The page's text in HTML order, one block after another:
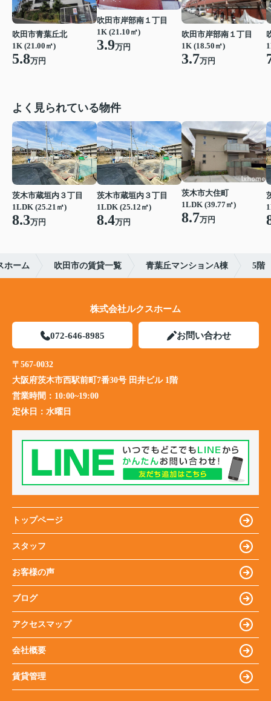
吹田市青葉丘北
1K (21.00㎡)
5.8万円
吹田市岸部南１丁目
1K (21.10㎡)
3.9万円
吹田市岸部南１丁目
1K (18.50㎡)
3.7万円
よく見られている物件
茨木市蔵垣内３丁目
1LDK (25.21㎡)
8.3万円
茨木市蔵垣内３丁目
1LDK (25.12㎡)
8.4万円
茨木市大住町
1LDK (39.77㎡)
8.7万円
ホーム 吹田市の賃貸一覧 青葉丘マンションA棟 5階
株式会社ルクスホーム
072-646-8985 お問い合わせ
〒567-0032
大阪府茨木市西駅前町7番30号 田井ビル 1階
営業時間： 10:00~19:00
定休日： 水曜日
トップページ
スタッフ
お客様の声
ブログ
アクセスマップ
会社概要
賃貸管理